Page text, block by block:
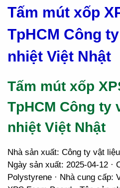
Tấm mút xốp
TpHCM Công
nhiệt Việt Nhật
Tấm mút xốp
TpHCM Công ty
nhiệt Việt Nhật
Nhà sản xuất: Công ty vật
Ngày sản xuất: 2025-04-12 ·
Polystyrene · Nhà cung cấp: